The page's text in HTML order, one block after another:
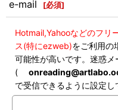
e-mail [必須]
Hotmail,Yahooなどのフリ
ス(特にezweb)をご利用の
可能性が高いです。迷惑メ
(
で受信できるように設定し